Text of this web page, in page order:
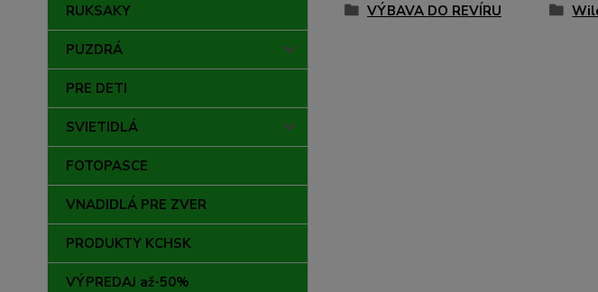
RUKSAKY
PUZDRÁ
PRE DETI
SVIETIDLÁ
FOTOPASCE
VNADIDLÁ PRE ZVER
PRODUKTY KCHSK
VÝPREDAJ až-50%
VÝBAVA DO REVÍRU